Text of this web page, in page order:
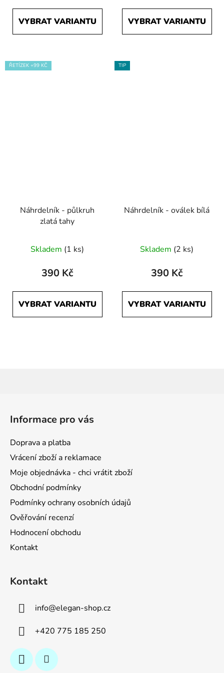
VYBRAT VARIANTU VYBRAT VARIANTU
ŘETÍZEK +99 KČ
Náhrdelník - půlkruh
zlatá tahy
Skladem (1 ks)
390 Kč
VYBRAT VARIANTU
TIP
Náhrdelník - oválek bílá
Skladem (2 ks)
390 Kč
VYBRAT VARIANTU
Informace pro vás
Doprava a platba
Vrácení zboží a reklamace
Moje objednávka - chci vrátit zboží
Obchodní podmínky
Podmínky ochrany osobních údajů
Ověřování recenzí
Hodnocení obchodu
Kontakt
Kontakt
info@elegan-shop.cz
+420 775 185 250